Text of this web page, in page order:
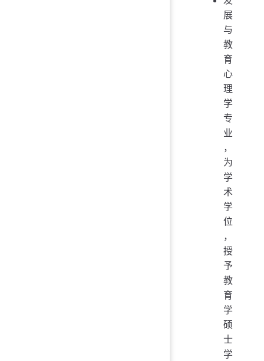
展
与
教
育
心
理
学
专
业
，
为
学
术
学
位
，
授
予
教
育
学
硕
士
学